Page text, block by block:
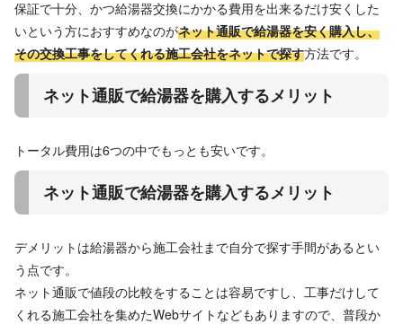
保証で十分、かつ給湯器交換にかかる費用を出来るだけ安くした
いという方におすすめなのがネット通販で給湯器を安く購入し、
その交換工事をしてくれる施工会社をネットで探す方法です。
ネット通販で給湯器を購入するメリット
トータル費用は6つの中でもっとも安いです。
​​ネット通販で給湯器を購入するメリット
デメリットは給湯器から施工会社まで自分で探す手間があるとい
う点です。
ネット通販で値段の比較をすることは容易ですし、工事だけして
くれる施工会社を集めたWebサイトなどもありますので、普段か